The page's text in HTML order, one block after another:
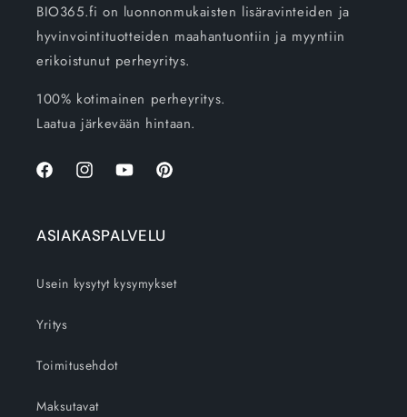
BIO365.fi on luonnonmukaisten lisäravinteiden ja
hyvinvointituotteiden maahantuontiin ja myyntiin
erikoistunut perheyritys.
100% kotimainen perheyritys.
Laatua järkevään hintaan.
FacebookInstagramYouTubePinterest
ASIAKASPALVELU
Usein kysytyt kysymykset
Yritys
Toimitusehdot
Maksutavat